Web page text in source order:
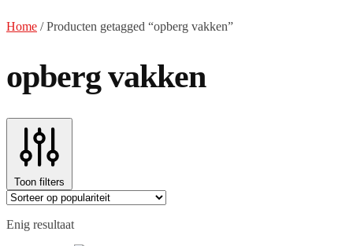
Home /Producten getagged “opberg vakken”
opberg vakken
Toon filters
Enig resultaat